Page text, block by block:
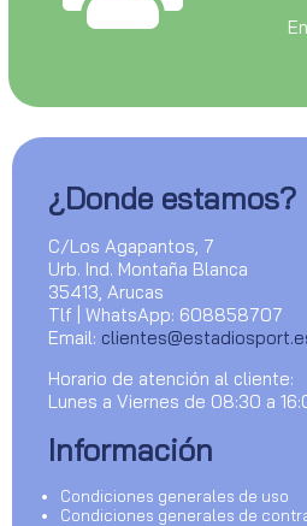
¿Donde estamos?
C/Los Agapantos, 7
Urb. Ind. Montaña Blanca
35413, Arucas
Tlf | WhatsApp: 608858707
Email:
Horario de atención al cliente:
Lunes a Viernes de 08:30 a
Información
Condiciones generales de uso
Condiciones generales de